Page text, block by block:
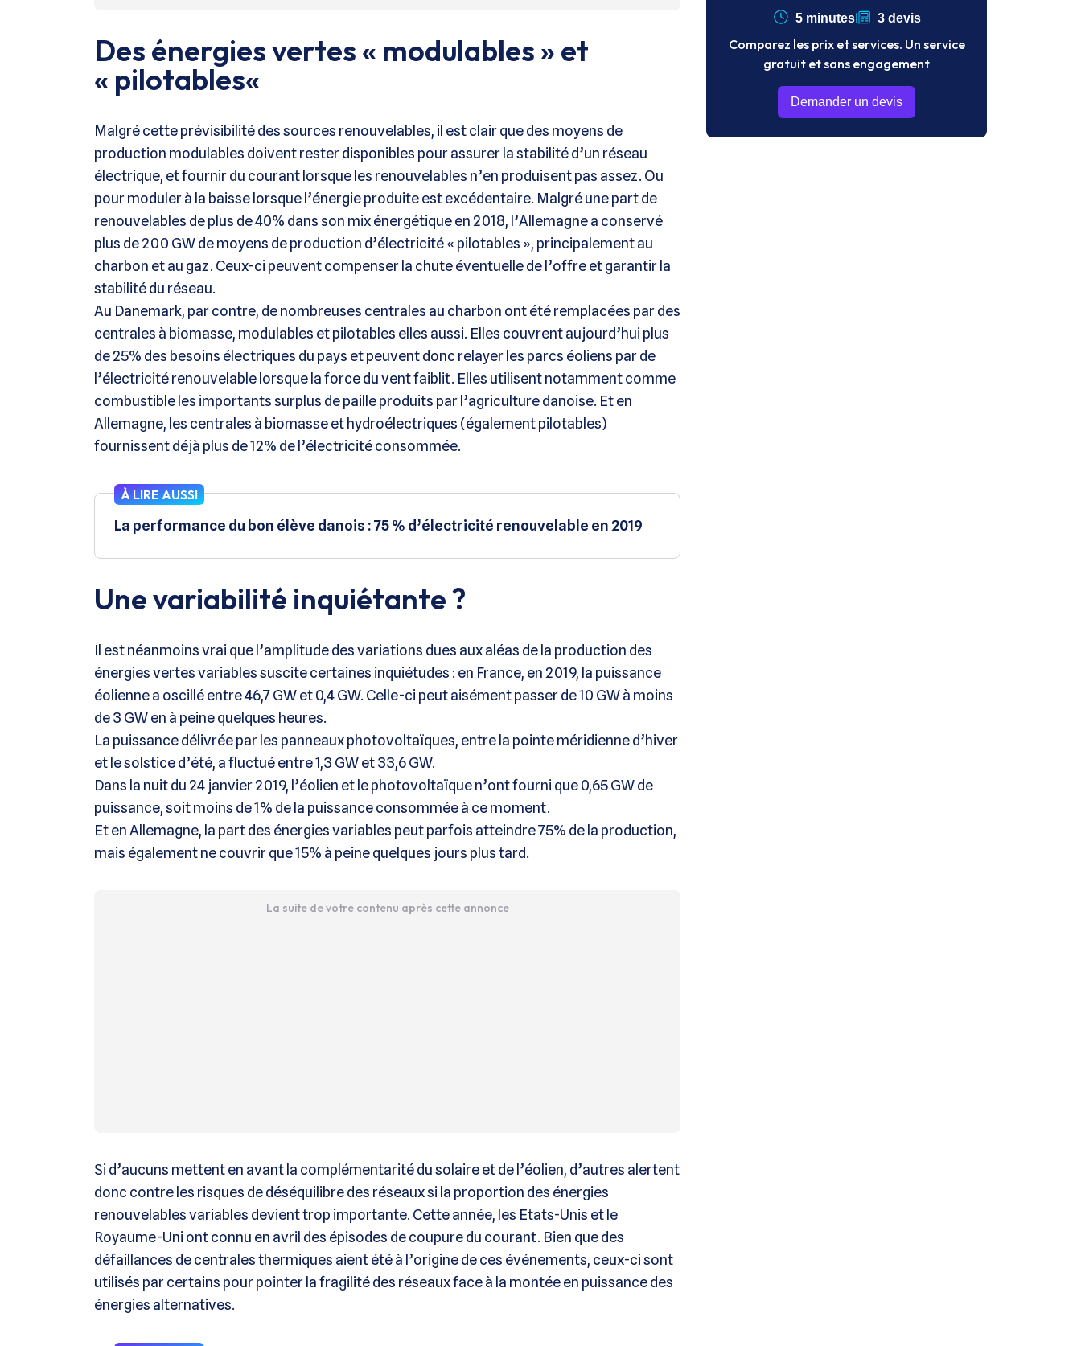
Des énergies vertes « modulables » et
« pilotables«
Malgré cette prévisibilité des sources renouvelables, il est clair que des moyens de
production modulables doivent rester disponibles pour assurer la stabilité d’un réseau
électrique, et fournir du courant lorsque les renouvelables n’en produisent pas assez. Ou
pour moduler à la baisse lorsque l’énergie produite est excédentaire. Malgré une part de
renouvelables de plus de 40% dans son mix énergétique en 2018, l’Allemagne a conservé
plus de 200 GW de moyens de production d’électricité « pilotables », principalement au
charbon et au gaz. Ceux-ci peuvent compenser la chute éventuelle de l’offre et garantir la
stabilité du réseau.
Au Danemark, par contre, de nombreuses centrales au charbon ont été remplacées par des
centrales à biomasse, modulables et pilotables elles aussi. Elles couvrent aujourd’hui plus
de 25% des besoins électriques du pays et peuvent donc relayer les parcs éoliens par de
l’électricité renouvelable lorsque la force du vent faiblit. Elles utilisent notamment comme
combustible les importants surplus de paille produits par l’agriculture danoise. Et en
Allemagne, les centrales à biomasse et hydroélectriques (également pilotables)
fournissent déjà plus de 12% de l’électricité consommée.
À LIRE AUSSI
La performance du bon élève danois : 75 % d’électricité renouvelable en 2019
Une variabilité inquiétante ?
Il est néanmoins vrai que l’amplitude des variations dues aux aléas de la production des
énergies vertes variables suscite certaines inquiétudes : en France, en 2019, la puissance
éolienne a oscillé entre 46,7 GW et 0,4 GW. Celle-ci peut aisément passer de 10 GW à moins
de 3 GW en à peine quelques heures.
La puissance délivrée par les panneaux photovoltaïques, entre la pointe méridienne d’hiver
et le solstice d’été, a fluctué entre 1,3 GW et 33,6 GW.
Dans la nuit du 24 janvier 2019, l’éolien et le photovoltaïque n’ont fourni que 0,65 GW de
puissance, soit moins de 1% de la puissance consommée à ce moment.
Et en Allemagne, la part des énergies variables peut parfois atteindre 75% de la production,
mais également ne couvrir que 15% à peine quelques jours plus tard.
La suite de votre contenu après cette annonce
Si d’aucuns mettent en avant la complémentarité du solaire et de l’éolien, d’autres alertent
donc contre les risques de déséquilibre des réseaux si la proportion des énergies
renouvelables variables devient trop importante. Cette année, les Etats-Unis et le
Royaume-Uni ont connu en avril des épisodes de coupure du courant. Bien que des
défaillances de centrales thermiques aient été à l’origine de ces événements, ceux-ci sont
utilisés par certains pour pointer la fragilité des réseaux face à la montée en puissance des
énergies alternatives.
5 minutes 3 devis
Comparez les prix et services. Un service
gratuit et sans engagement
Demander un devis